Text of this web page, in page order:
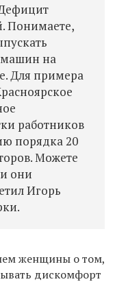
Понимаете,
машин на
Для примера
работников
порядка 20
Можете
они
Игорь
женщины о том,
дискомфорт